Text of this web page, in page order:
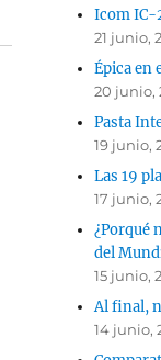
Icom IC-
21 junio,
Épica en
20 junio,
Pasta
19 junio,
Las 19
17 junio,
¿Porqué
del
15 junio,
Al final,
14 junio,